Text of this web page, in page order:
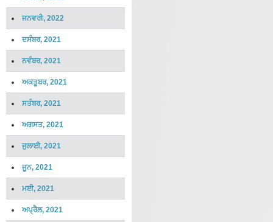
ਜਨਵਰੀ, 2022
ਦਸੰਬਰ, 2021
ਨਵੰਬਰ, 2021
ਅਕਤੂਬਰ, 2021
ਸਤੰਬਰ, 2021
ਅਗਸਤ, 2021
ਜੁਲਾਈ, 2021
ਜੂਨ, 2021
ਮਈ, 2021
ਅਪ੍ਰੈਲ, 2021